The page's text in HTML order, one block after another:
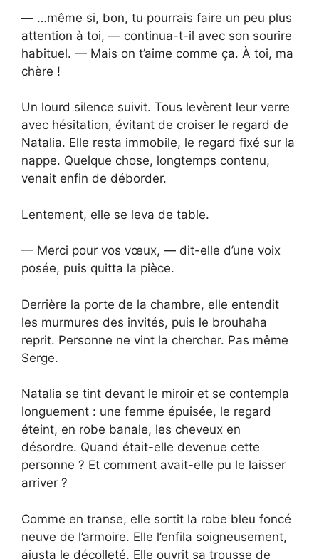
— …même si, bon, tu pourrais faire un peu plus
attention à toi, — continua-t-il avec son sourire
habituel. — Mais on t’aime comme ça. À toi, ma
chère !
Un lourd silence suivit. Tous levèrent leur verre
avec hésitation, évitant de croiser le regard de
Natalia. Elle resta immobile, le regard fixé sur la
nappe. Quelque chose, longtemps contenu,
venait enfin de déborder.
Lentement, elle se leva de table.
— Merci pour vos vœux, — dit-elle d’une voix
posée, puis quitta la pièce.
Derrière la porte de la chambre, elle entendit
les murmures des invités, puis le brouhaha
reprit. Personne ne vint la chercher. Pas même
Serge.
Natalia se tint devant le miroir et se contempla
longuement : une femme épuisée, le regard
éteint, en robe banale, les cheveux en
désordre. Quand était-elle devenue cette
personne ? Et comment avait-elle pu le laisser
arriver ?
Comme en transe, elle sortit la robe bleu foncé
neuve de l’armoire. Elle l’enfila soigneusement,
ajusta le décolleté. Elle ouvrit sa trousse de